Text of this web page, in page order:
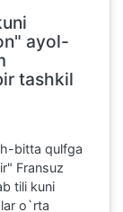
ayol-
tashkil
bitta qulfga
Fransuz
tili kuni
o`rta